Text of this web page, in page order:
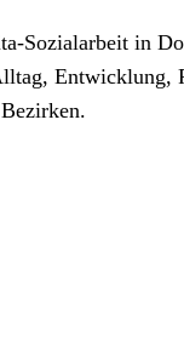
Sozialarbeit in
Entwicklung,